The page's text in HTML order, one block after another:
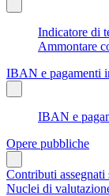
Indicatore di
Ammontare
IBAN e pagamenti
IBAN e
Opere pubbliche
Contributi assegnati
Nuclei di